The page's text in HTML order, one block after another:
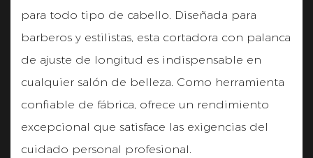
para todo tipo de cabello. Diseñada para
barberos y estilistas, esta cortadora con palanca
de ajuste de longitud es indispensable en
cualquier salón de belleza. Como herramienta
confiable de fábrica, ofrece un rendimiento
excepcional que satisface las exigencias del
cuidado personal profesional.